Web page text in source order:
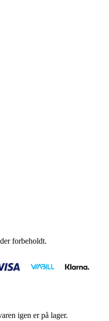
forbeholdt.
igen er på lager.